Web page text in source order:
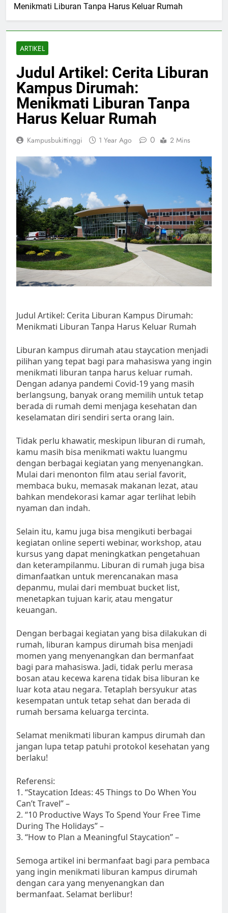
Menikmati Liburan Tanpa Harus Keluar Rumah
ARTIKEL
Judul Artikel: Cerita Liburan
Kampus Dirumah:
Menikmati Liburan Tanpa
Harus Keluar Rumah
Kampusbukittinggi 1 Year Ago 0 2 Mins
Judul Artikel: Cerita Liburan Kampus Dirumah:
Menikmati Liburan Tanpa Harus Keluar Rumah
Liburan kampus dirumah atau staycation menjadi
pilihan yang tepat bagi para mahasiswa yang ingin
menikmati liburan tanpa harus keluar rumah.
Dengan adanya pandemi Covid-19 yang masih
berlangsung, banyak orang memilih untuk tetap
berada di rumah demi menjaga kesehatan dan
keselamatan diri sendiri serta orang lain.
Tidak perlu khawatir, meskipun liburan di rumah,
kamu masih bisa menikmati waktu luangmu
dengan berbagai kegiatan yang menyenangkan.
Mulai dari menonton film atau serial favorit,
membaca buku, memasak makanan lezat, atau
bahkan mendekorasi kamar agar terlihat lebih
nyaman dan indah.
Selain itu, kamu juga bisa mengikuti berbagai
kegiatan online seperti webinar, workshop, atau
kursus yang dapat meningkatkan pengetahuan
dan keterampilanmu. Liburan di rumah juga bisa
dimanfaatkan untuk merencanakan masa
depanmu, mulai dari membuat bucket list,
menetapkan tujuan karir, atau mengatur
keuangan.
Dengan berbagai kegiatan yang bisa dilakukan di
rumah, liburan kampus dirumah bisa menjadi
momen yang menyenangkan dan bermanfaat
bagi para mahasiswa. Jadi, tidak perlu merasa
bosan atau kecewa karena tidak bisa liburan ke
luar kota atau negara. Tetaplah bersyukur atas
kesempatan untuk tetap sehat dan berada di
rumah bersama keluarga tercinta.
Selamat menikmati liburan kampus dirumah dan
jangan lupa tetap patuhi protokol kesehatan yang
berlaku!
Referensi:
1. “Staycation Ideas: 45 Things to Do When You
Can’t Travel” –
2. “10 Productive Ways To Spend Your Free Time
During The Holidays” –
3. “How to Plan a Meaningful Staycation” –
Semoga artikel ini bermanfaat bagi para pembaca
yang ingin menikmati liburan kampus dirumah
dengan cara yang menyenangkan dan
bermanfaat. Selamat berlibur!